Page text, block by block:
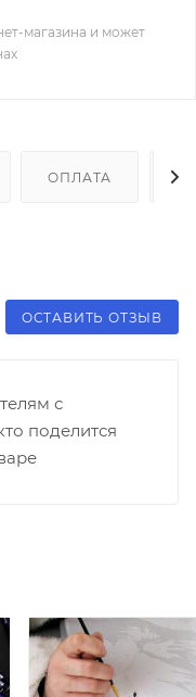
магазина и может
ОПЛАТА
ОСТАВИТЬ ОТЗЫВ
с
поделится